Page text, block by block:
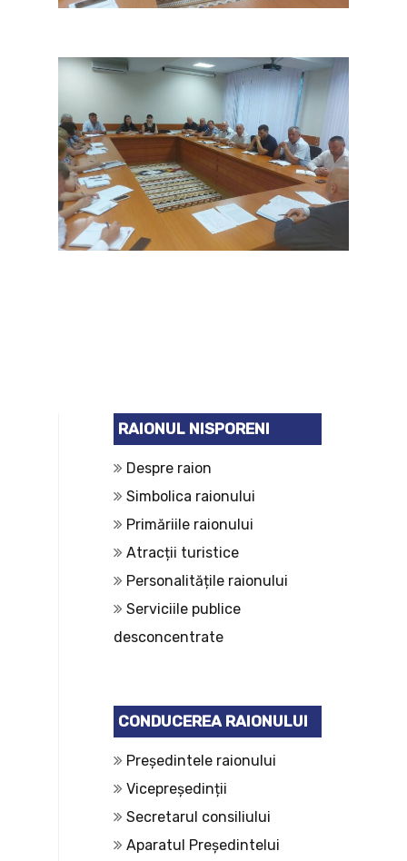
RAIONUL NISPORENI
Despre raion
Simbolica raionului
Primăriile raionului
Atracții turistice
Personalitățile raionului
Serviciile publice
desconcentrate
CONDUCEREA RAIONULUI
Președintele raionului
Vicepreședinții
Secretarul consiliului
Aparatul Președintelui